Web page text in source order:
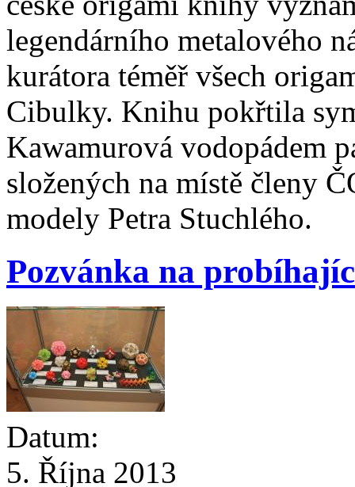
legendárního metalového
kurátora téměř všech
Cibulky. Knihu pokřtila
Kawamurová vodopádem
složených na místě členy
modely Petra Stuchlého.
Pozvánka na
Datum:
5. Října 2013